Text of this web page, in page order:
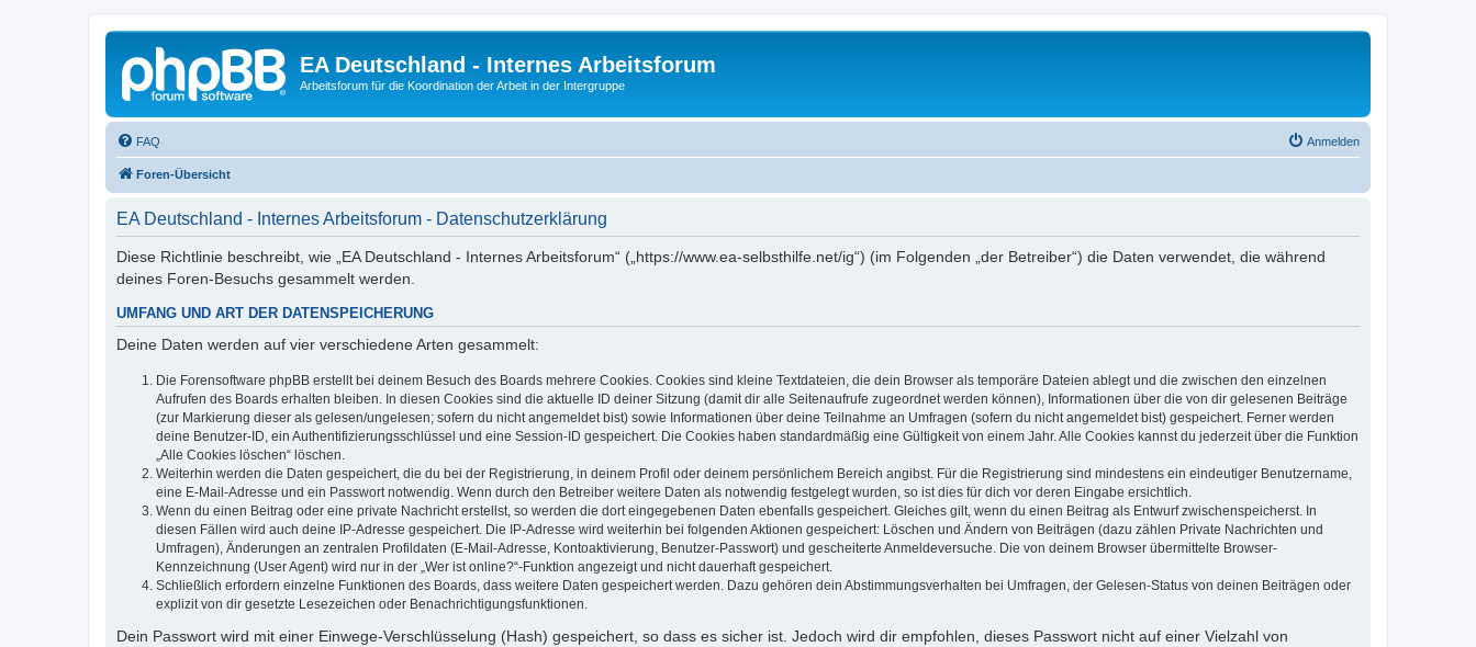
EA Deutschland - Internes Arbeitsforum
Arbeitsforum für die Koordination der Arbeit in der Intergruppe
FAQ Anmelden
Foren-Übersicht
EA Deutschland - Internes Arbeitsforum - Datenschutzerklärung
Diese Richtlinie beschreibt, wie „EA Deutschland - Internes Arbeitsforum“ („https://www.ea-selbsthilfe.net/ig“) (im Folgenden „der Betreiber“) die Daten verwendet, die während
deines Foren-Besuchs gesammelt werden.
UMFANG UND ART DER DATENSPEICHERUNG
Deine Daten werden auf vier verschiedene Arten gesammelt:
Die Forensoftware phpBB erstellt bei deinem Besuch des Boards mehrere Cookies. Cookies sind kleine Textdateien, die dein Browser als temporäre Dateien ablegt und die zwischen den einzelnen
Aufrufen des Boards erhalten bleiben. In diesen Cookies sind die aktuelle ID deiner Sitzung (damit dir alle Seitenaufrufe zugeordnet werden können), Informationen über die von dir gelesenen Beiträge
(zur Markierung dieser als gelesen/ungelesen; sofern du nicht angemeldet bist) sowie Informationen über deine Teilnahme an Umfragen (sofern du nicht angemeldet bist) gespeichert. Ferner werden
deine Benutzer-ID, ein Authentifizierungsschlüssel und eine Session-ID gespeichert. Die Cookies haben standardmäßig eine Gültigkeit von einem Jahr. Alle Cookies kannst du jederzeit über die Funktion
„Alle Cookies löschen“ löschen.
Weiterhin werden die Daten gespeichert, die du bei der Registrierung, in deinem Profil oder deinem persönlichem Bereich angibst. Für die Registrierung sind mindestens ein eindeutiger Benutzername,
eine E-Mail-Adresse und ein Passwort notwendig. Wenn durch den Betreiber weitere Daten als notwendig festgelegt wurden, so ist dies für dich vor deren Eingabe ersichtlich.
Wenn du einen Beitrag oder eine private Nachricht erstellst, so werden die dort eingegebenen Daten ebenfalls gespeichert. Gleiches gilt, wenn du einen Beitrag als Entwurf zwischenspeicherst. In
diesen Fällen wird auch deine IP-Adresse gespeichert. Die IP-Adresse wird weiterhin bei folgenden Aktionen gespeichert: Löschen und Ändern von Beiträgen (dazu zählen Private Nachrichten und
Umfragen), Änderungen an zentralen Profildaten (E-Mail-Adresse, Kontoaktivierung, Benutzer-Passwort) und gescheiterte Anmeldeversuche. Die von deinem Browser übermittelte Browser-
Kennzeichnung (User Agent) wird nur in der „Wer ist online?“-Funktion angezeigt und nicht dauerhaft gespeichert.
Schließlich erfordern einzelne Funktionen des Boards, dass weitere Daten gespeichert werden. Dazu gehören dein Abstimmungsverhalten bei Umfragen, der Gelesen-Status von deinen Beiträgen oder
explizit von dir gesetzte Lesezeichen oder Benachrichtigungsfunktionen.
Dein Passwort wird mit einer Einwege-Verschlüsselung (Hash) gespeichert, so dass es sicher ist. Jedoch wird dir empfohlen, dieses Passwort nicht auf einer Vielzahl von